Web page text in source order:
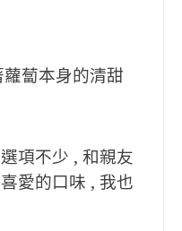
蔔本身的清甜
項不少 , 和親友
愛的口味 , 我也